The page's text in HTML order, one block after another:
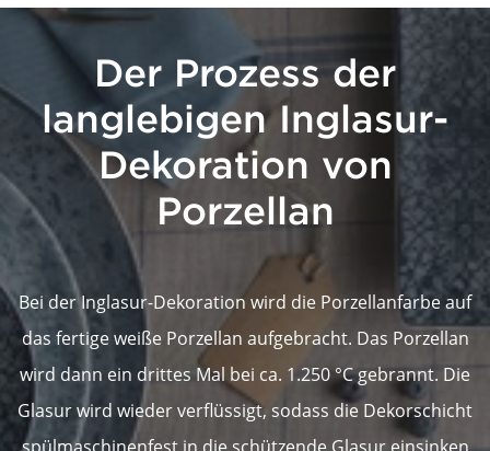
Der Prozess der
langlebigen Inglasur-
Dekoration von
Porzellan
Bei der Inglasur-Dekoration wird die Porzellanfarbe auf
das fertige weiße Porzellan aufgebracht. Das Porzellan
wird dann ein drittes Mal bei ca. 1.250 °C gebrannt. Die
Glasur wird wieder verflüssigt, sodass die Dekorschicht